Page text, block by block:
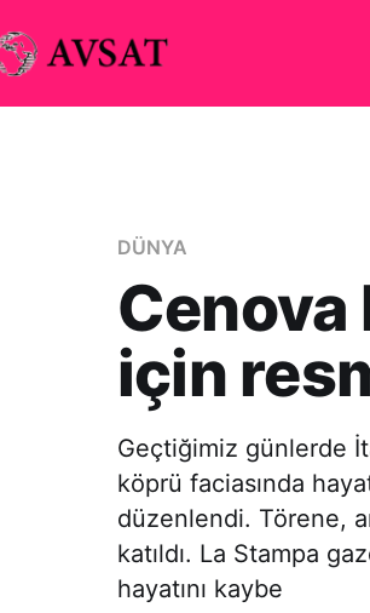
DÜNYA
için
Geçtiğimiz günlerde
köprü faciasında
düzenlendi. Törene,
katıldı. La Stampa
hayatını kaybe